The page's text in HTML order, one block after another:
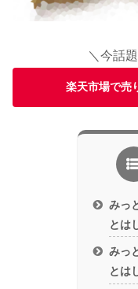
＼今話
楽天市場で売
みっ
とは
みっ
とは